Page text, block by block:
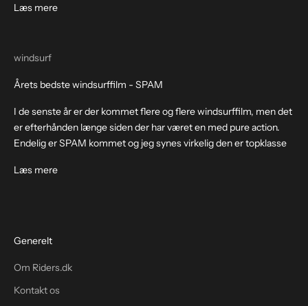
Læs mere
windsurf
Årets bedste windsurffilm - SPAM
I de senste år er der kommet flere og flere windsurffilm, men det
er efterhånden længe siden der har været en med pure action.
Endelig er SPAM kommet og jeg synes virkelig den er topklasse
Læs mere
Generelt
Om Riders.dk
Kontakt os